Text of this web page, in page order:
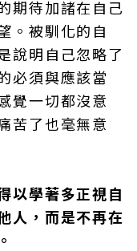
期待加諸在自己
。被馴化的自
說明自己忽略了
必須與應該當
覺一切都沒意
苦了也毫無意
以學著多正視自
人，而是不再在